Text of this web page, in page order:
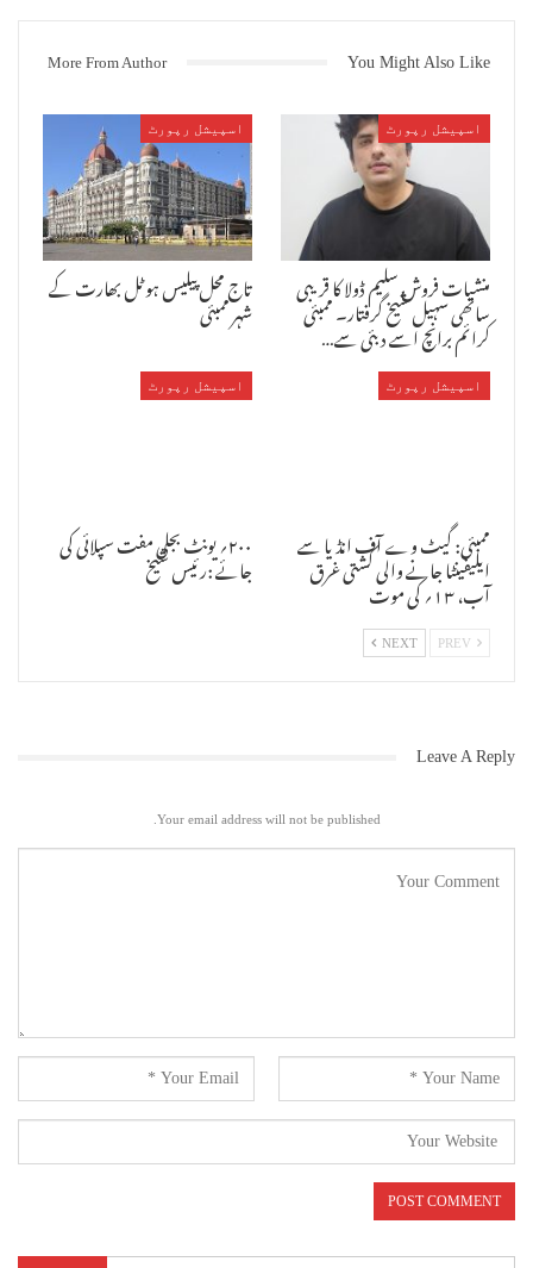
You Might Also Like
More From Author
اسپیشل رپورٹ
منشیات فروش سلیم ڈولا کا قریبی
ساتھی سہیل شیخ گرفتار۔ ممبئی
کرائم برانچ اسے دبئی سے…
اسپیشل رپورٹ
تاج محل پیلیس ہوٹل بھارت کے
شہر ممبئی
اسپیشل رپورٹ
ممبئی: گیٹ وے آف انڈیا سے
ایلیفینٹا جانے والی کشتی غرق
آب، ۱۳؍ کی موت
اسپیشل رپورٹ
۲۰۰؍ یونٹ بجلی مفت سپلائی کی
جائے :رئیس شیخ
NEXT
Leave A Reply
Your email address will not be published.